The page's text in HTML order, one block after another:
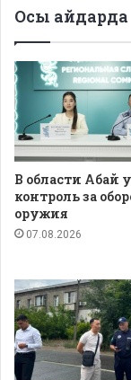
Осы айдарда
В области Абай
контроль за
оружия
07.08.2026